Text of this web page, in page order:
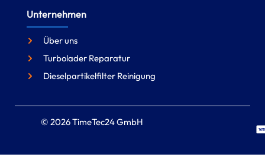
Unternehmen
Über uns
Turbolader Reparatur
Dieselpartikelfilter Reinigung
© 2026 TimeTec24 GmbH